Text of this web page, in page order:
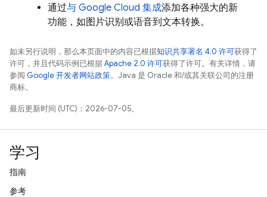
通过与 Google Cloud 集成添加各种强大的新
功能，如图片识别或语音到文本转换。
如未另行说明，那么本页面中的内容已根据知识共享署名 4.0 许可获得了
许可，并且代码示例已根据Apache 2.0 许可获得了许可。有关详情，请
参阅 Google 开发者网站政策。Java 是 Oracle 和/或其关联公司的注册
商标。
最后更新时间 (UTC)：2026-07-05。
学习
指南
参考